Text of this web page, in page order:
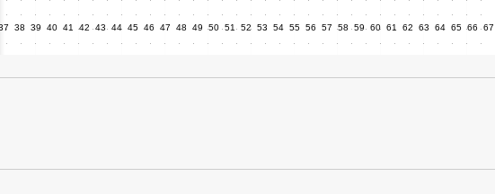
38 39 40 41 42 43 44 45 46 47 48 49 50 51 52 53 54 55 56 57 58 59 60 61 62 63 64 65 66